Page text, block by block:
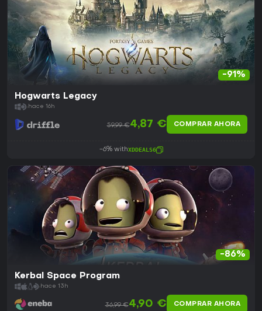
-91%
Hogwarts Legacy
hace 16h
59,99 €4,87 € COMPRAR AHORA
-6% withXDDEALS6
-86%
Kerbal Space Program
hace 13h
36,99 €4,90 € COMPRAR AHORA